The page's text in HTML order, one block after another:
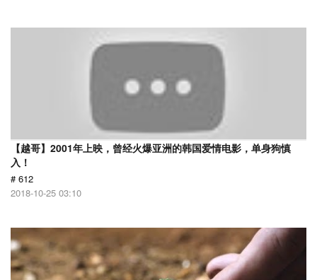
【越哥】2001年上映，曾经火爆亚洲的韩国爱情电影，单身狗慎
入！
# 612
2018-10-25 03:10